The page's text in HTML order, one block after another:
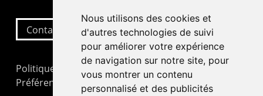
Nous utilisons des cookies et
d'autres technologies de suivi
pour améliorer votre expérience
de navigation sur notre site, pour
vous montrer un contenu
personnalisé et des publicités
Contactez-nous
Politique de confidentialité
Préférences cookies